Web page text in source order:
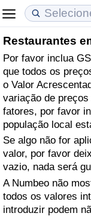
Restaurantes
Por favor inclua
que todos os
o Valor
variação de
fatores, por favor
população local
Se algo não for
valor, por favor
vazio, nada será
A Numbeo não
todos os valores
introduzir podem
Custo de Vida
Indicador de
Indicador de
Indicador de
em Aqaba
Preços de
Indicador de
Indicador de
Indicador de
Qualidade de
Indicador de
Indicador de
Índice de
Crime
Taxa do